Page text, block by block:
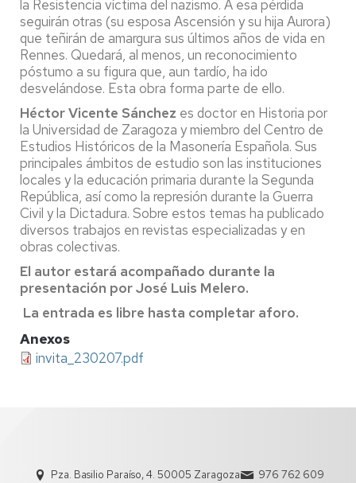
la Resistencia víctima del nazismo. A esa pérdida
seguirán otras (su esposa Ascensión y su hija Aurora)
que teñirán de amargura sus últimos años de vida en
Rennes. Quedará, al menos, un reconocimiento
póstumo a su figura que, aun tardío, ha ido
desvelándose. Esta obra forma parte de ello.
Héctor Vicente Sánchez es doctor en Historia por
la Universidad de Zaragoza y miembro del Centro de
Estudios Históricos de la Masonería Española. Sus
principales ámbitos de estudio son las instituciones
locales y la educación primaria durante la Segunda
República, así como la represión durante la Guerra
Civil y la Dictadura. Sobre estos temas ha publicado
diversos trabajos en revistas especializadas y en
obras colectivas.
El autor estará acompañado durante la
presentación por José Luis Melero.
La entrada es libre hasta completar aforo.
Anexos
invita_230207.pdf
Pza. Basilio Paraíso, 4. 50005 Zaragoza 976 762 609